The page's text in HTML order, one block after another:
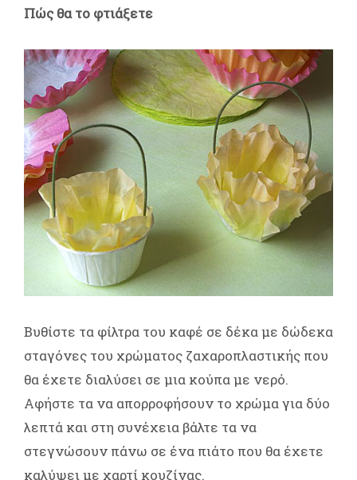
Πώς θα το φτιάξετε
Βυθίστε τα φίλτρα του καφέ σε δέκα με δώδεκα
σταγόνες του χρώματος ζαχαροπλαστικής που
θα έχετε διαλύσει σε μια κούπα με νερό.
Αφήστε τα να απορροφήσουν το χρώμα για δύο
λεπτά και στη συνέχεια βάλτε τα να
στεγνώσουν πάνω σε ένα πιάτο που θα έχετε
καλύψει με χαρτί κουζίνας.